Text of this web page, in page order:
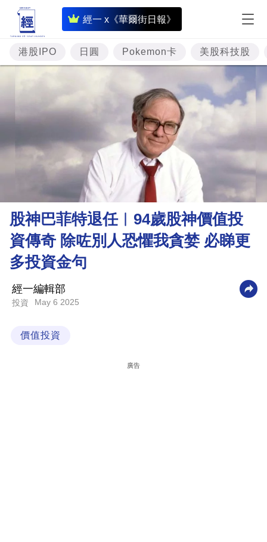
經一 x《華爾街日報》
即
時
財
經
資
樓
理
財
商
業
技
港股IPO 日圓 Pokemon卡 美股科技股
股神巴菲特退任︳94歲股神價值投
資傳奇 除咗別人恐懼我貪婪 必睇更
多投資金句
經一編輯部
投資 May 6 2025
價值投資
廣告